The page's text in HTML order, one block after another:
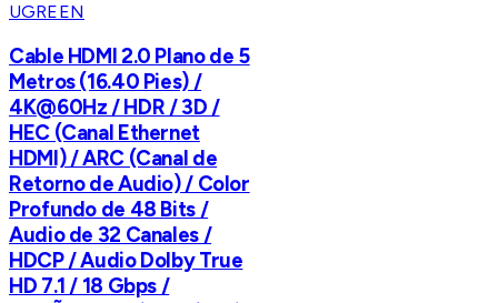
UGREEN
Cable HDMI 2.0 Plano de 5
Metros (16.40 Pies) /
4K@60Hz / HDR / 3D /
HEC (Canal Ethernet
HDMI) / ARC (Canal de
Retorno de Audio) / Color
Profundo de 48 Bits /
Audio de 32 Canales /
HDCP / Audio Dolby True
HD 7.1 / 18 Gbps /